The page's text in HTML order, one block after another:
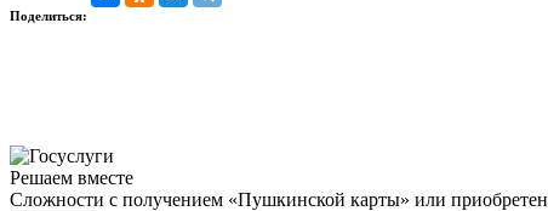
Поделиться:
Решаем вместе
Сложности с получением «Пушкинской карты» или